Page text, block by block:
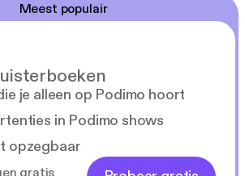
Meest populair
je alleen op Podimo hoort
in Podimo shows
opzegbaar
gratis